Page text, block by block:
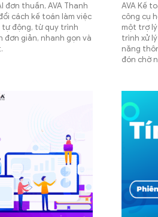
đơn thuần, AVA Thanh
cách kế toán làm việc
tự động, từ quy trình
đơn giản, nhanh gọn và
AVA Kế
công cụ
một trợ
trình xử
năng
đón chờ